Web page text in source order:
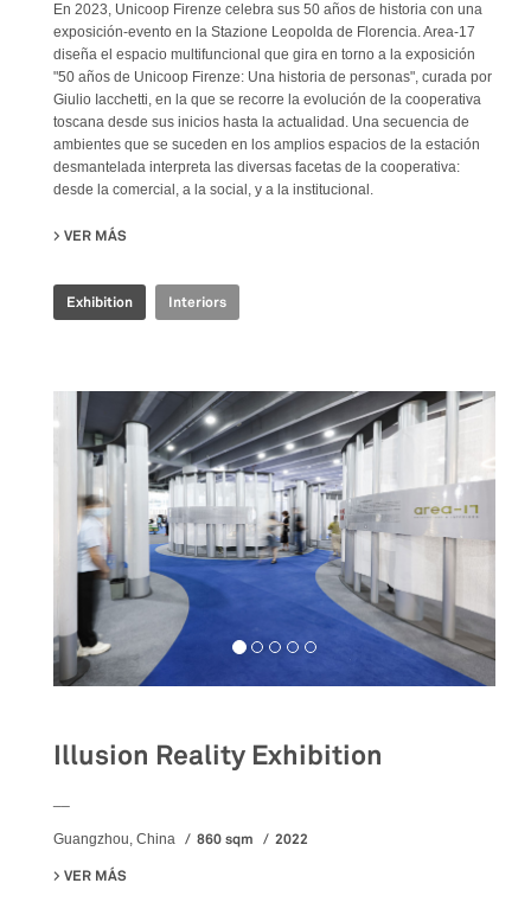
En 2023, Unicoop Firenze celebra sus 50 años de historia con una
exposición-evento en la Stazione Leopolda de Florencia. Area-17
diseña el espacio multifuncional que gira en torno a la exposición
"50 años de Unicoop Firenze: Una historia de personas", curada por
Giulio Iacchetti, en la que se recorre la evolución de la cooperativa
toscana desde sus inicios hasta la actualidad. Una secuencia de
ambientes que se suceden en los amplios espacios de la estación
desmantelada interpreta las diversas facetas de la cooperativa:
desde la comercial, a la social, y a la institucional.
VER MÁS
Exhibition Interiors
Illusion Reality Exhibition
Guangzhou, China 860 sqm
2022
VER MÁS